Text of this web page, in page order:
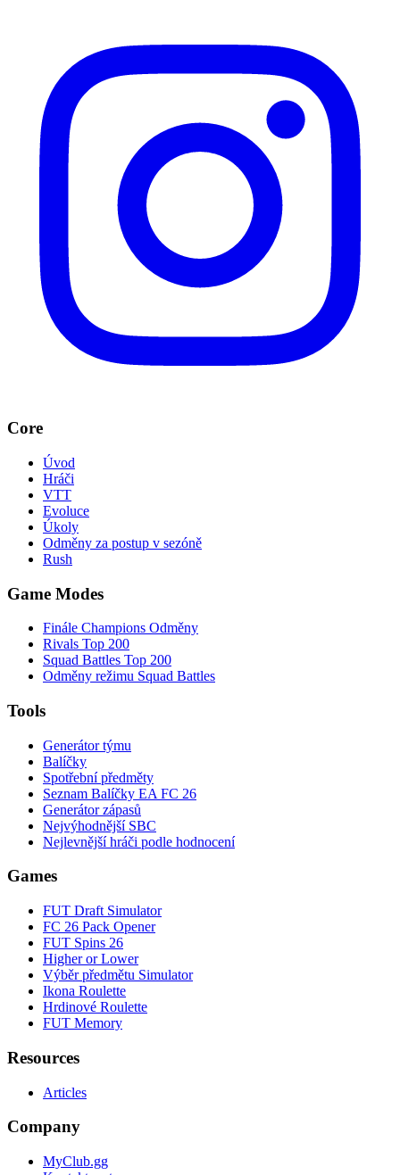
Core
Úvod
Hráči
VTT
Evoluce
Úkoly
Odměny za postup v sezóně
Rush
Game Modes
Finále Champions Odměny
Rivals Top 200
Squad Battles Top 200
Odměny režimu Squad Battles
Tools
Generátor týmu
Balíčky
Spotřební předměty
Seznam Balíčky EA FC 26
Generátor zápasů
Nejvýhodnější SBC
Nejlevnější hráči podle hodnocení
Games
FUT Draft Simulator
FC 26 Pack Opener
FUT Spins 26
Higher or Lower
Výběr předmětu Simulator
Ikona Roulette
Hrdinové Roulette
FUT Memory
Resources
Articles
Company
MyClub.gg